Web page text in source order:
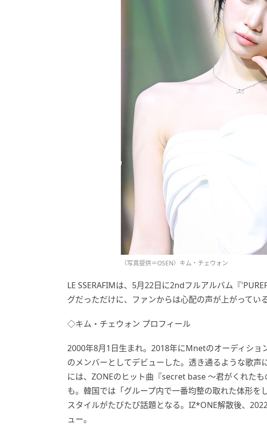
（写真提供＝OSEN）キム・チェウォン
LE SSERAFIMは、5月22日に2ndフルアルバム『
グだっただけに、ファンからは心配の声が上がっている
◇キム・チェウォン プロフィール
2000年8月1日生まれ。2018年にMnetのオーディショ
のメンバーとしてデビューした。透き通るような歌声
には、ZONEのヒット曲『secret base ～君がくれた
も。韓国では「グループ内で一番均整の取れた体形を
スタイルがたびたび話題となる。IZ*ONE解散後、
ュー。